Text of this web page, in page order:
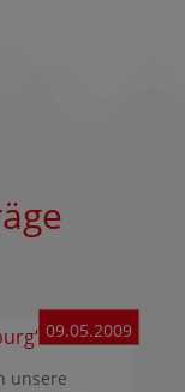
09.05.2009
unsere